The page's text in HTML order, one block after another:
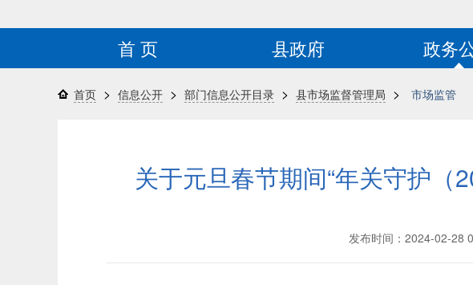
首 页 县政府 政务
首页 > 信息公开 > 部门信息公开目录 > 县市场监督管理局 > 市场监管
关于元旦春节期间“年关守护（
发布时间：2024-02-28